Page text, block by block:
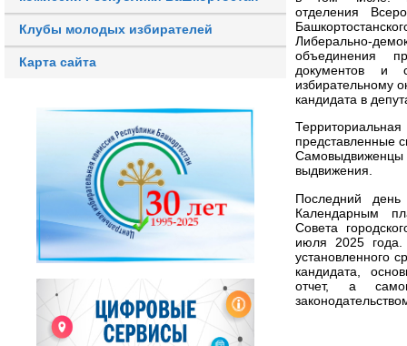
Клубы молодых избирателей
Карта сайта
отделения
Либерально-
объединения
документов и
избирательному
кандидата в
представленные
выдвижения.
Последний
Календарным
Совета
июля 2025
установленного
кандидата,
отчет, а